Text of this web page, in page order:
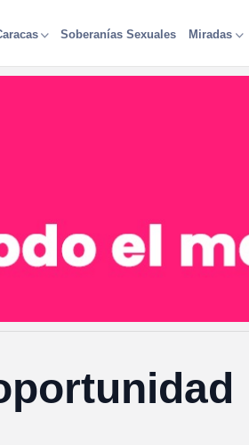
Soberanías Sexuales Miradas